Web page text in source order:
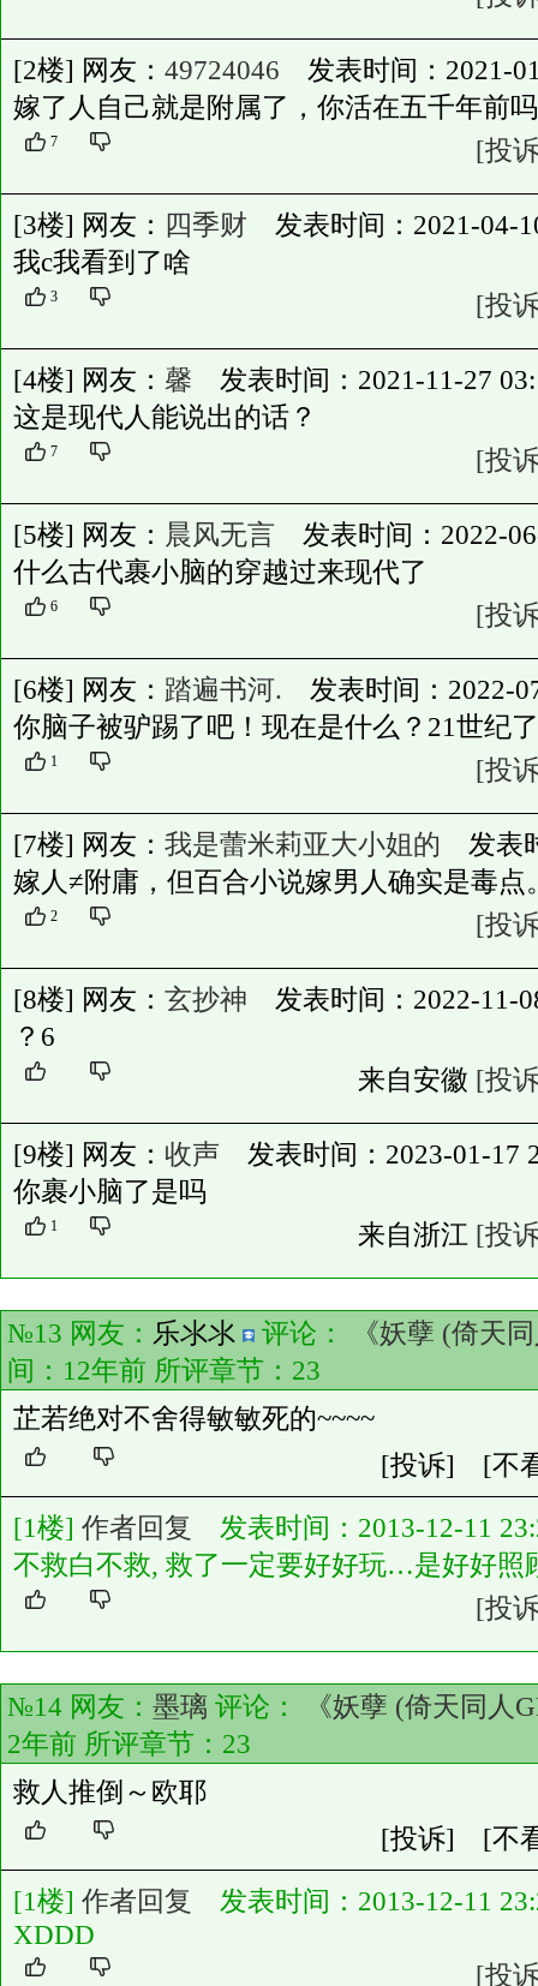
[2楼] 网友： 49724046 发表时间：2021-
嫁了人自己就是附属了，你活在五千年前
7 [投
[3楼] 网友： 四季财 发表时间：2021-04-
我c我看到了啥
3 [投
[4楼] 网友： 馨 发表时间：2021-11-27
这是现代人能说出的话？
7 [投
[5楼] 网友： 晨风无言 发表时间：2022-
什么古代裹小脑的穿越过来现代了
6 [投
[6楼] 网友： 踏遍书河. 发表时间：2022-
你脑子被驴踢了吧！现在是什么？21世纪
1 [投
[7楼] 网友： 我是蕾米莉亚大小姐的 发表
嫁人≠附庸，但百合小说嫁男人确实是毒
2 [投
[8楼] 网友： 玄抄神 发表时间：2022-11-
？6
来自安徽 [投
[9楼] 网友： 收声 发表时间：2023-01-17
你裹小脑了是吗
1 来自浙江 [投
№13 网友： 乐氺氺 评论：
《妖孽 (倚天
间：12年前 所评章节： 23
芷若绝对不舍得敏敏死的~~~~
[投诉]
[不
[1楼] 作者回复
发表时间：2013-12-11
不救白不救, 救了一定要好好玩…是好好照
[投
№14 网友： 墨璃 评论：
《妖孽 (倚天同人
2年前 所评章节： 23
救人推倒～欧耶
[投诉]
[不
[1楼] 作者回复
发表时间：2013-12-11
XDDD
[投